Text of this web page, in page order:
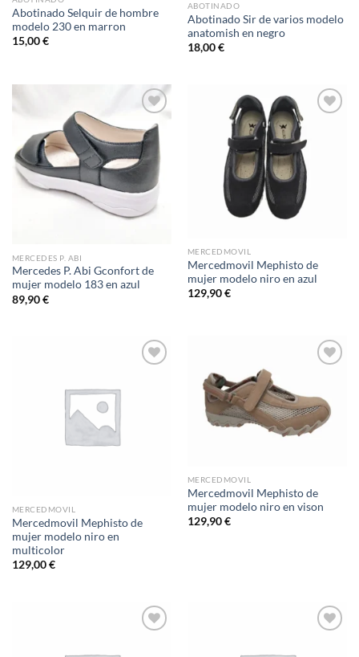
Abotinado Selquir de hombre
modelo 230 en marron
15,00€
ABOTINADO
Abotinado Sir de varios modelo
anatomish en negro
18,00€
Add to
wishlist
MERCEDES P. ABI
Mercedes P. Abi Gconfort de
mujer modelo 183 en azul
89,90€
MERCEDMOVIL
Mercedmovil Mephisto de
mujer modelo niro en azul
129,90€
MERCEDMOVIL
Mercedmovil Mephisto de
mujer modelo niro en
multicolor
129,00€
MERCEDMOVIL
Mercedmovil Mephisto de
mujer modelo niro en vison
129,90€